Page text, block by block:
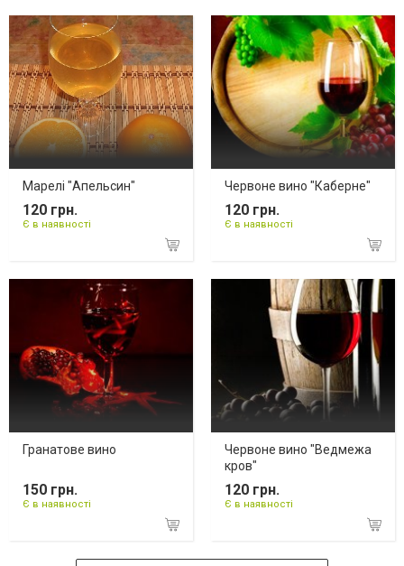
Марелі "Апельсин"
120 грн.
Є в наявності
Червоне вино "Каберне"
120 грн.
Є в наявності
Гранатове вино
150 грн.
Є в наявності
Червоне вино "Ведмежа
кров"
120 грн.
Є в наявності